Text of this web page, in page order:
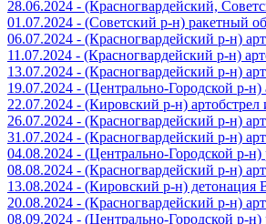
28.06.2024 - (Красногвардейский,
01.07.2024 - (Советский р-н) ракетный
06.07.2024 - (Красногвардейский р-н)
11.07.2024 - (Красногвардейский р-н)
13.07.2024 - (Красногвардейский р-н)
19.07.2024 - (Центрально-Городской р-
22.07.2024 - (Кировский р-н)
26.07.2024 - (Красногвардейский р-н)
31.07.2024 - (Красногвардейский р-н)
04.08.2024 - (Центрально-Городской р-
08.08.2024 - (Красногвардейский р-н)
13.08.2024 - (Кировский р-н)
20.08.2024 - (Красногвардейский р-н)
08.09.2024 - (Центрально-Городской р-